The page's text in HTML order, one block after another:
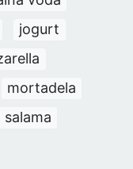
jogurt
mortadela
salama